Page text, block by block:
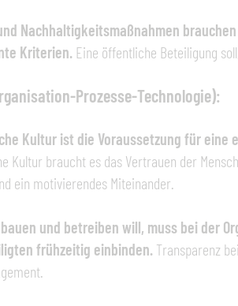
Nachhaltigkeitsmaßnahmen
Kriterien. Eine öffentliche Beteiligung
Prozesse-Technologie):
Kultur ist die Voraussetzung für eine
Kultur braucht es das Vertrauen der
ein motivierendes Miteinander.
und betreiben will, muss bei der
frühzeitig einbinden. Transparenz